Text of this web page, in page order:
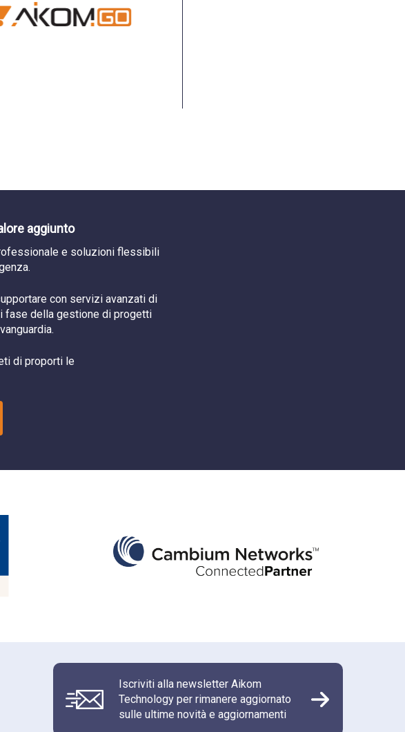
aggiunto
e soluzioni flessibili
con servizi avanzati di
fase della gestione di progetti
di proporti le
Iscriviti alla newsletter Aikom
Technology per rimanere aggiornato
sulle ultime novità e aggiornamenti